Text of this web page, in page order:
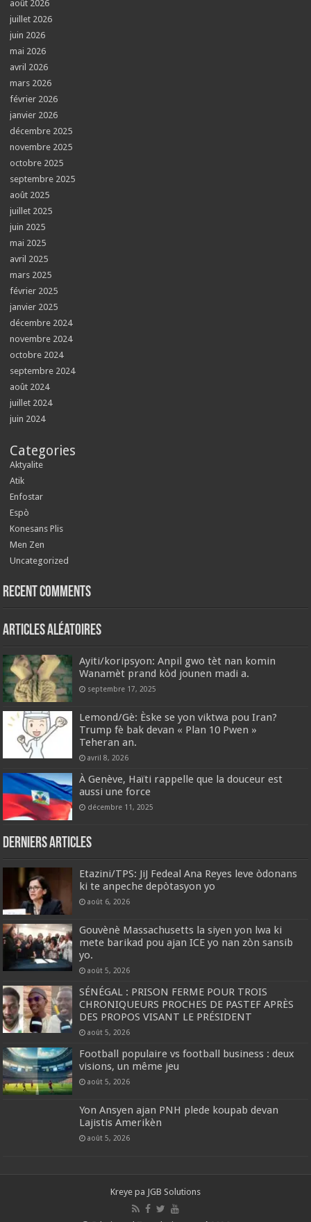
août 2026
juillet 2026
juin 2026
mai 2026
avril 2026
mars 2026
février 2026
janvier 2026
décembre 2025
novembre 2025
octobre 2025
septembre 2025
août 2025
juillet 2025
juin 2025
mai 2025
avril 2025
mars 2025
février 2025
janvier 2025
décembre 2024
novembre 2024
octobre 2024
septembre 2024
août 2024
juillet 2024
juin 2024
Categories
Aktyalite
Atik
Enfostar
Espò
Konesans Plis
Men Zen
Uncategorized
Recent Comments
Articles aléatoires
Ayiti/koripsyon: Anpil gwo tèt nan komin
Wanamèt prand kòd jounen madi a.
septembre 17, 2025
Lemond/Gè: Èske se yon viktwa pou Iran?
Trump fè bak devan « Plan 10 Pwen »
Teheran an.
avril 8, 2026
À Genève, Haïti rappelle que la douceur est
aussi une force
décembre 11, 2025
Derniers articles
Etazini/TPS: JiJ Fedeal Ana Reyes leve òdonans
ki te anpeche depòtasyon yo
août 6, 2026
Gouvènè Massachusetts la siyen yon lwa ki
mete barikad pou ajan ICE yo nan zòn sansib
yo.
août 5, 2026
SÉNÉGAL : PRISON FERME POUR TROIS
CHRONIQUEURS PROCHES DE PASTEF APRÈS
DES PROPOS VISANT LE PRÉSIDENT
août 5, 2026
Football populaire vs football business : deux
visions, un même jeu
août 5, 2026
Yon Ansyen ajan PNH plede koupab devan
Lajistis Amerikèn
août 5, 2026
Kreye pa JGB Solutions